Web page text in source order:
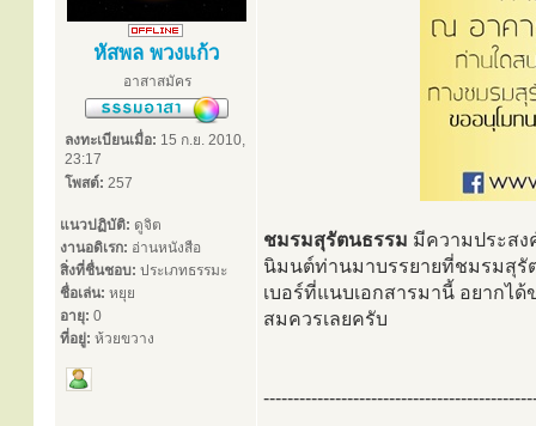
หัสพล พวงแก้ว
อาสาสมัคร
ลงทะเบียนเมื่อ: 15 ก.ย. 2010,
23:17
โพสต์: 257
แนวปฏิบัติ: ดูจิต
งานอดิเรก: อ่านหนังสือ
สิ่งที่ชื่นชอบ: ประเภทธรรมะ
ชื่อเล่น: หยุย
อายุ: 0
ที่อยู่: ห้วยขวาง
ชมรมสุรัตนธรรม มีความประสง
นิมนต์ท่านมาบรรยายที่ชมรมสุรั
เบอร์ที่แนบเอกสารมานี้ อยากไ
สมควรเลยครับ